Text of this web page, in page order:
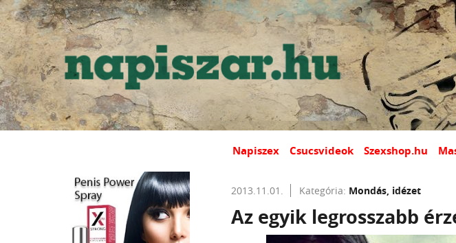
Napiszex Csucsvideok Szexshop.hu
2013.11.01. Kategória: Mondás, idézet
Az egyik legrosszabb